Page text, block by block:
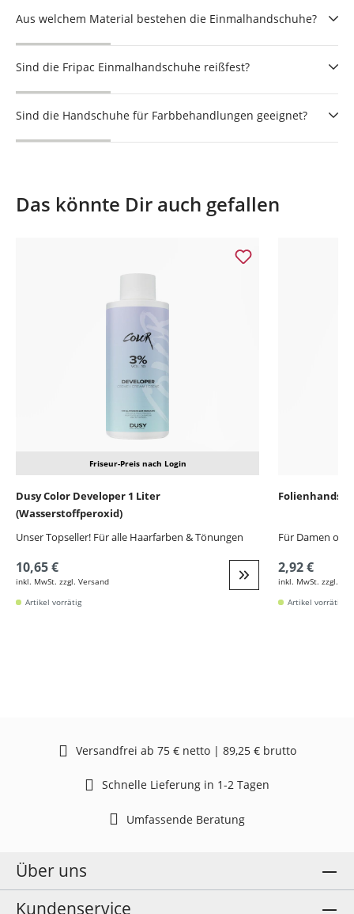
Aus welchem Material bestehen die Einmalhandschuhe?
Sind die Fripac Einmalhandschuhe reißfest?
Sind die Handschuhe für Farbbehandlungen geeignet?
Das könnte Dir auch gefallen
Friseur-Preis nach Login
Dusy Color Developer 1 Liter
(Wasserstoffperoxid)
Unser Topseller! Für alle Haarfarben & Tönungen
10,65 €
inkl. MwSt. zzgl. Versand Weiter zur Detail
Artikel vorrätig
Für Damen
2,92 €
inkl. MwSt. zzgl.
Artikel vorrätig
Versandfrei ab 75 € netto | 89,25 € brutto
Schnelle Lieferung in 1-2 Tagen
Umfassende Beratung
Über uns
Kundenservice